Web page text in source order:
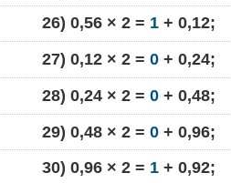
26) 0,56 × 2 = 1 + 0,12;
27) 0,12 × 2 = 0 + 0,24;
28) 0,24 × 2 = 0 + 0,48;
29) 0,48 × 2 = 0 + 0,96;
30) 0,96 × 2 = 1 + 0,92;